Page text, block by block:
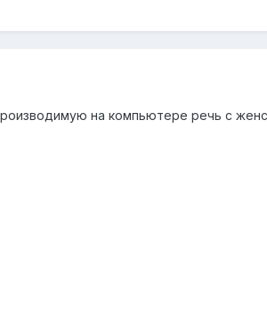
на компьютере речь с